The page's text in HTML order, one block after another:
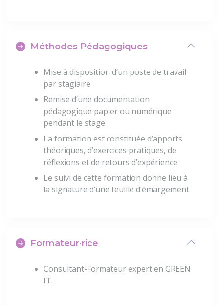
Méthodes Pédagogiques
Mise à disposition d’un poste de travail
par stagiaire
Remise d’une documentation
pédagogique papier ou numérique
pendant le stage
La formation est constituée d’apports
théoriques, d’exercices pratiques, de
réflexions et de retours d’expérience
Le suivi de cette formation donne lieu à
la signature d’une feuille d’émargement
Formateur·rice
Consultant-Formateur expert en GREEN
IT.